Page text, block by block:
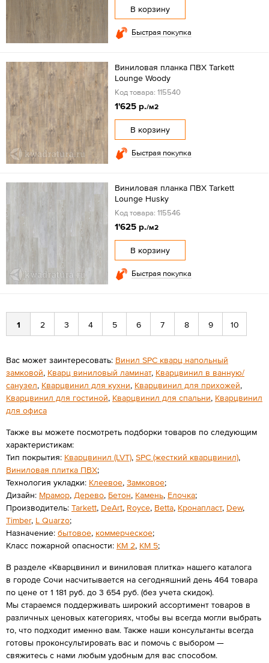
В корзину
Быстрая покупка
Виниловая планка ПВХ Tarkett
Lounge Woody
Код товара: 115540
1'625 р./м2
В корзину
Быстрая покупка
Виниловая планка ПВХ Tarkett
Lounge Husky
Код товара: 115546
1'625 р./м2
В корзину
Быстрая покупка
1 2 3 4 5 6 7 8 9 10
Вас может заинтересовать: Винил SPC кварц напольный
замковой, Кварц виниловый ламинат, Кварцвинил в ванную/
санузел, Кварцвинил для кухни, Кварцвинил для прихожей,
Кварцвинил для гостиной, Кварцвинил для спальни, Кварцвинил
для офиса
Также вы можете посмотреть подборки товаров по следующим
характеристикам:
Тип покрытия: Кварцвинил (LVT), SPС (жесткий кварцвинил),
Виниловая плитка ПВХ;
Технология укладки: Клеевое, Замковое;
Дизайн: Мрамор, Дерево, Бетон, Камень, Елочка;
Производитель: Tarkett, DeArt, Royce, Betta, Кронапласт, Dew,
Timber, L Quarzo;
Назначение: бытовое, коммерческое;
Класс пожарной опасности: КМ 2, КМ 5;
В разделе «Кварцвинил и виниловая плитка» нашего каталога
в городе Сочи насчитывается на сегодняшний день 464 товара
по цене от 1 181 руб. до 3 654 руб. (без учета скидок).
Мы стараемся поддерживать широкий ассортимент товаров в
различных ценовых категориях, чтобы вы всегда могли выбрать
то, что подходит именно вам. Также наши консультанты всегда
готовы проконсультировать вас и помочь с выбором —
свяжитесь с нами любым удобным для вас способом.